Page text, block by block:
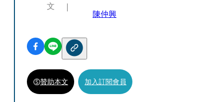
文
陳仲興
贊助本文 加入訂閱會員